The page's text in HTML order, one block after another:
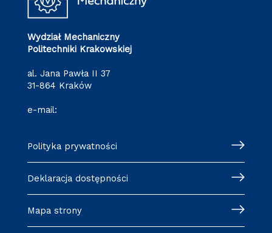
Wydział Mechaniczny
Politechniki Krakowskiej
al. Jana Pawła II 37
31-864 Kraków
e-mail:
Polityka prywatności
Deklaracja dostępności
Mapa strony